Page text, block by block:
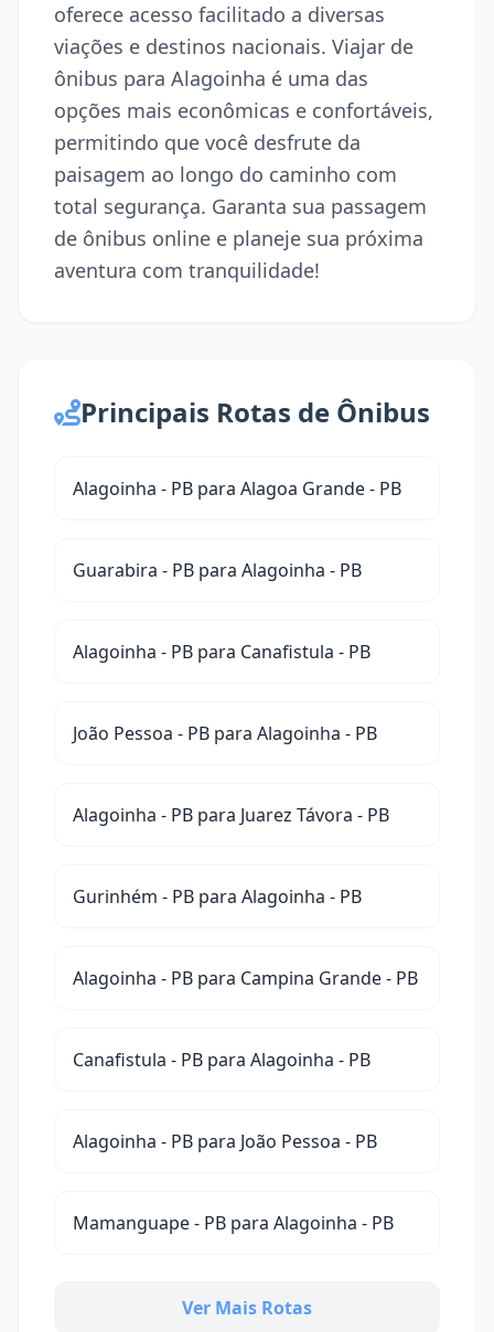
oferece acesso facilitado a diversas
viações e destinos nacionais. Viajar de
ônibus para Alagoinha é uma das
opções mais econômicas e confortáveis,
permitindo que você desfrute da
paisagem ao longo do caminho com
total segurança. Garanta sua passagem
de ônibus online e planeje sua próxima
aventura com tranquilidade!
Principais Rotas de Ônibus
Alagoinha - PB para Alagoa Grande - PB
Guarabira - PB para Alagoinha - PB
Alagoinha - PB para Canafistula - PB
João Pessoa - PB para Alagoinha - PB
Alagoinha - PB para Juarez Távora - PB
Gurinhém - PB para Alagoinha - PB
Alagoinha - PB para Campina Grande - PB
Canafistula - PB para Alagoinha - PB
Alagoinha - PB para João Pessoa - PB
Mamanguape - PB para Alagoinha - PB
Ver Mais Rotas